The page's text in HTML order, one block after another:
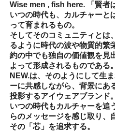
Wise men , fish here. 「賢者
いつの時代も、カルチャーと
って育まれるもの。
そしてそのコミュニティとは
るように時代の波や物質的繁
約の中でも独自の価値観を見
よって形成されるものである。
NEW.は、そのようにして生
ーに共感しながら、背景にあ
投影するアイウェアブランド。
いつの時代もカルチャーを追
らのメッセージを感じ取り、
その「芯」を追求する。